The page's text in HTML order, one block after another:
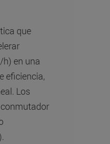
que
en una
eficiencia,
Los